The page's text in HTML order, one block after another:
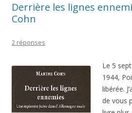
Derrière les lignes
Cohn
2 réponses
Le 5
1944,
libérée.
de vous